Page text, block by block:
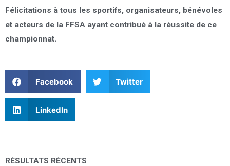
Félicitations à tous les sportifs, organisateurs, bénévoles
et acteurs de la FFSA ayant contribué à la réussite de ce
championnat.
Facebook Twitter
LinkedIn
RÉSULTATS RÉCENTS